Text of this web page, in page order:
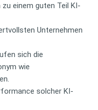
einem guten Teil KI-
Unternehmen
sich die
wie
solcher KI-